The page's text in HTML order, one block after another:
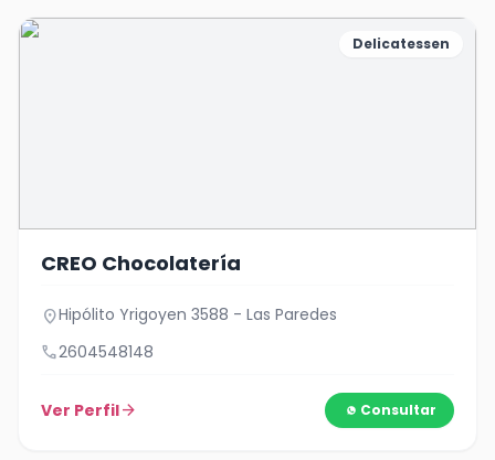
Delicatessen
CREO Chocolatería
location_onHipólito Yrigoyen 3588 - Las Paredes
call2604548148
Ver Perfilarrow_forward Consultar